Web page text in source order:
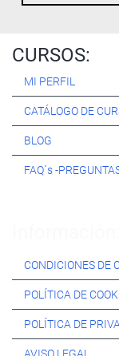
CURSOS:
MI PERFIL
CATÁLOGO DE
BLOG
FAQ´s -
CONDICIONES DE
POLÍTICA DE
POLÍTICA DE
AVISO LEGAL